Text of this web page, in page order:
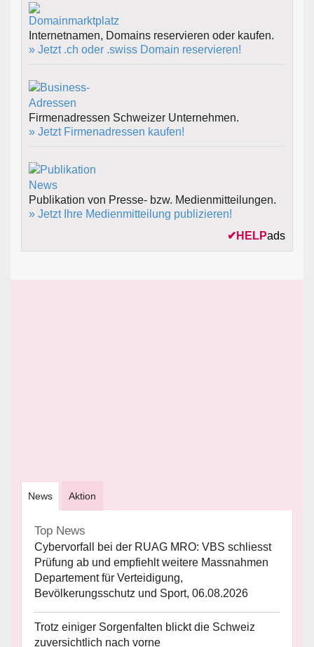
Internetnamen, Domains reservieren oder kaufen.
» Jetzt .ch oder .swiss Domain reservieren!
Firmenadressen Schweizer Unternehmen.
» Jetzt Firmenadressen kaufen!
Publikation von Presse- bzw. Medienmitteilungen.
» Jetzt Ihre Medienmitteilung publizieren!
✔ HELPads
News Aktion
Top News
Cybervorfall bei der RUAG MRO: VBS schliesst
Prüfung ab und empfiehlt weitere Massnahmen
Departement für Verteidigung,
Bevölkerungsschutz und Sport, 06.08.2026
Trotz einiger Sorgenfalten blickt die Schweiz
zuversichtlich nach vorne